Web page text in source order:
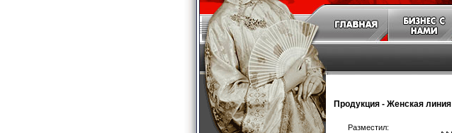
Продукция - Женская линия
Разместил: